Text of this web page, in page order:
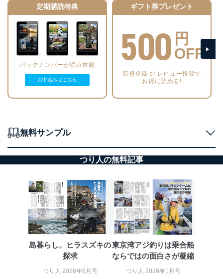
定期購読特典
バックナンバーが読み放題
お申込みはこちら
ギフト券プレゼント
500 円
OFF
新規登録 or レビュー投稿で
お得に読める!
無料サンプル
つり人の無料記事
島暮らし。ヒラスズキの
探求
つり人 2026年6月号
東京湾アジ釣りは乗合船
ならではの面白さが凝縮
つり人 2026年1月号